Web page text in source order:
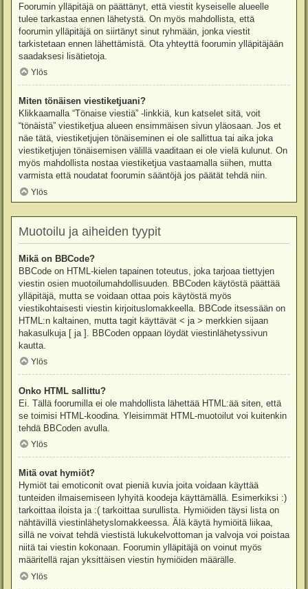
Foorumin ylläpitäjä on päättänyt, että viestit kyseiselle alueelle
tulee tarkastaa ennen lähetystä. On myös mahdollista, että
foorumin ylläpitäjä on siirtänyt sinut ryhmään, jonka viestit
tarkistetaan ennen lähettämistä. Ota yhteyttä foorumin ylläpitäjään
saadaksesi lisätietoja.
Ylös
Miten tönäisen viestiketjuani?
Klikkaamalla “Tönaise viestiä” -linkkiä, kun katselet sitä, voit
“tönäistä” viestiketjua alueen ensimmäisen sivun yläosaan. Jos et
näe tätä, viestiketjujen tönäiseminen ei ole sallittua tai aika joka
viestiketjujen tönäisemisen välillä vaaditaan ei ole vielä kulunut. On
myös mahdollista nostaa viestiketjua vastaamalla siihen, mutta
varmista että noudatat foorumin sääntöjä jos päätät tehdä niin.
Ylös
Muotoilu ja aiheiden tyypit
Mikä on BBCode?
BBCode on HTML-kielen tapainen toteutus, joka tarjoaa tiettyjen
viestin osien muotoilumahdollisuuden. BBCoden käytöstä päättää
ylläpitäjä, mutta se voidaan ottaa pois käytöstä myös
viestikohtaisesti viestin kirjoituslomakkeella. BBCode itsessään on
HTML:n kaltainen, mutta tagit käyttävät < ja > merkkien sijaan
hakasulkuja [ ja ]. BBCoden oppaan löydät viestinlähetyssivun
kautta.
Ylös
Onko HTML sallittu?
Ei. Tällä foorumilla ei ole mahdollista lähettää HTML:ää siten, että
se toimisi HTML-koodina. Yleisimmät HTML-muotoilut voi kuitenkin
tehdä BBCoden avulla.
Ylös
Mitä ovat hymiöt?
Hymiöt tai emoticonit ovat pieniä kuvia joita voidaan käyttää
tunteiden ilmaisemiseen lyhyitä koodeja käyttämällä. Esimerkiksi :)
tarkoittaa iloista ja :( tarkoittaa surullista. Hymiöiden täysi lista on
nähtävillä viestinlähetyslomakkeessa. Älä käytä hymiöitä liikaa,
sillä ne voivat tehdä viestistä lukukelvottoman ja valvoja voi poistaa
niitä tai viestin kokonaan. Foorumin ylläpitäjä on voinut myös
määritellä rajan yksittäisen viestin hymiöiden määrälle.
Ylös